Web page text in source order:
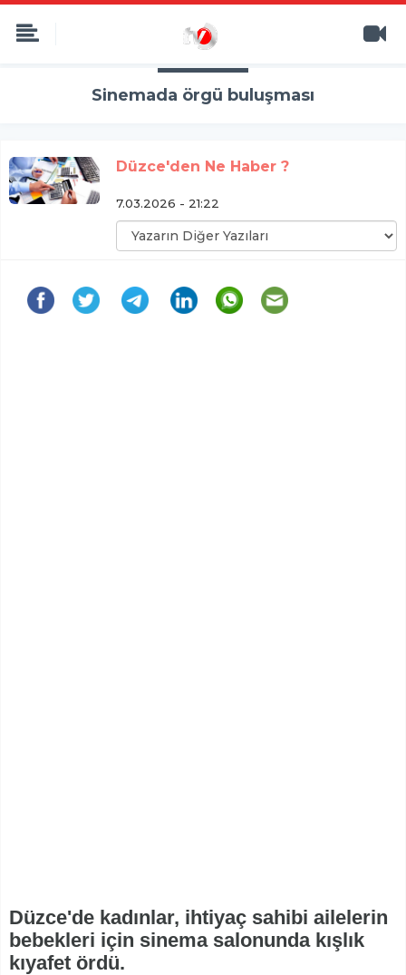
Sinemada örgü buluşması
Düzce'den Ne Haber ?
7.03.2026 - 21:22
Düzce'de kadınlar, ihtiyaç sahibi ailelerin
bebekleri için sinema salonunda kışlık
kıyafet ördü.